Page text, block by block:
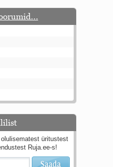
üritustest
Ruja.ee-s!